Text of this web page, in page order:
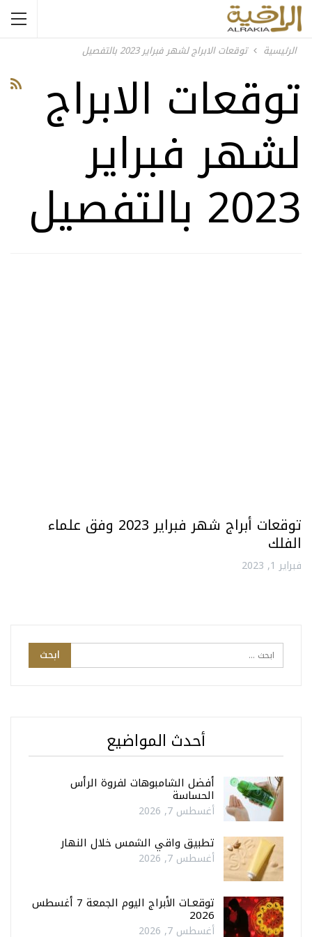
الرئيسية توقعات الابراج لشهر فبراير 2023 بالتفصيل
توقعات الابراج
لشهر فبراير
2023 بالتفصيل
توقعات أبراج شهر فبراير 2023 وفق علماء
الفلك
فبراير 1, 2023
أحدث المواضيع
أفضل الشامبوهات لفروة الرأس
الحساسة
أغسطس 7, 2026
تطبيق واقي الشمس خلال النهار
أغسطس 7, 2026
توقعـات الأبراج اليوم الجمعة 7 أغسطس
2026
أغسطس 7, 2026